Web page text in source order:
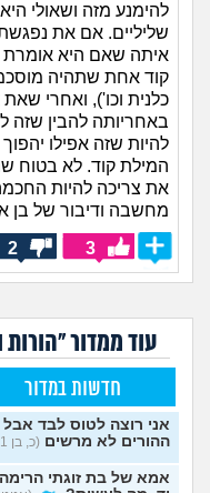
להימנע מזה ושאולי
שליליים. אם את
איתה שאם היא אומרת
קוד אחת שתהיה
כלנית וכו'), ואחרי
באחריותה להבין שזה
להיות שזה אפילו
המילת קוד. לא בטוח
את צריכה להיות
מחשבה ודיבור של בן
3
2
עוד ממדור
חדשות במדור
אני רוצה לטוס לבד אבל
ההורים לא מרשים (כ, בן 21)
אמא של בת זוגתי